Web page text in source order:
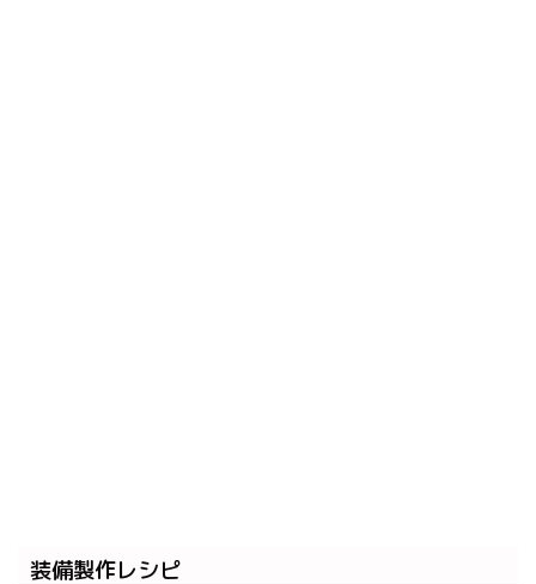
装備製作レシピ